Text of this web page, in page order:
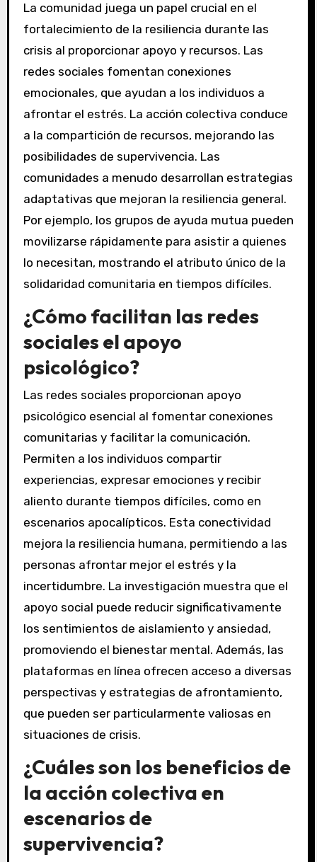
La comunidad juega un papel crucial en el
fortalecimiento de la resiliencia durante las
crisis al proporcionar apoyo y recursos. Las
redes sociales fomentan conexiones
emocionales, que ayudan a los individuos a
afrontar el estrés. La acción colectiva conduce
a la compartición de recursos, mejorando las
posibilidades de supervivencia. Las
comunidades a menudo desarrollan estrategias
adaptativas que mejoran la resiliencia general.
Por ejemplo, los grupos de ayuda mutua pueden
movilizarse rápidamente para asistir a quienes
lo necesitan, mostrando el atributo único de la
solidaridad comunitaria en tiempos difíciles.
¿Cómo facilitan las redes
sociales el apoyo
psicológico?
Las redes sociales proporcionan apoyo
psicológico esencial al fomentar conexiones
comunitarias y facilitar la comunicación.
Permiten a los individuos compartir
experiencias, expresar emociones y recibir
aliento durante tiempos difíciles, como en
escenarios apocalípticos. Esta conectividad
mejora la resiliencia humana, permitiendo a las
personas afrontar mejor el estrés y la
incertidumbre. La investigación muestra que el
apoyo social puede reducir significativamente
los sentimientos de aislamiento y ansiedad,
promoviendo el bienestar mental. Además, las
plataformas en línea ofrecen acceso a diversas
perspectivas y estrategias de afrontamiento,
que pueden ser particularmente valiosas en
situaciones de crisis.
¿Cuáles son los beneficios de
la acción colectiva en
escenarios de
supervivencia?